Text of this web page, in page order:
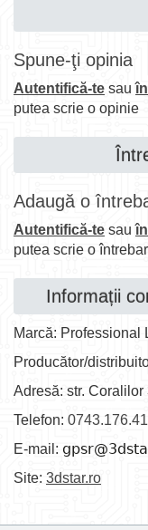
Spune-ţi opinia
Autentifică-te sau
putea scrie o opinie
Adaugă o
Autentifică-te sau
putea scrie o
Informații
Marcă: Professional
Producător/
Adresă: str.
Telefon:
E-mail:
Site: 3dstar.ro